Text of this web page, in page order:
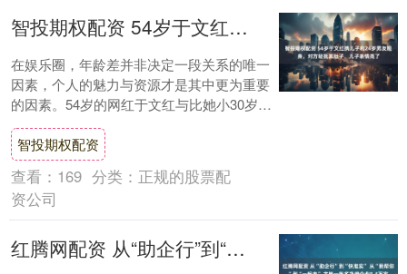
智投期权配资 54岁于文红携儿子和24岁男友现身，对方轻抚其肚子，儿子表情亮了
在娱乐圈，年龄差并非决定一段关系的唯一
因素，个人的魅力与资源才是其中更为重要
的因素。54岁的网红于文红与比她小30岁的
男友之间的“忘年恋”一直是媒体和网友热议
的....
智投期权配资
查看： 169 分类： 正规的股票配
资公司
红腾网配资 从“助企行”到“快准实” 从“我帮你”到“一起走” 龙岗一年多净增企业8.4万家